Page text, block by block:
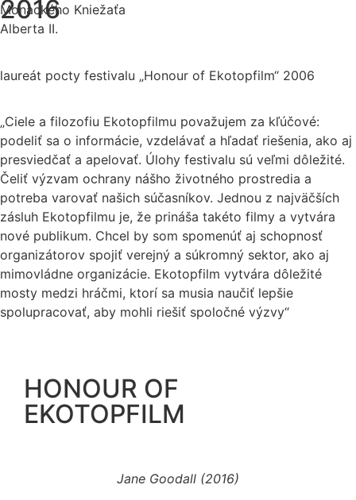
2016
Monackého Kniežaťa
Alberta II.
laureát pocty festivalu „Honour of Ekotopfilm“ 2006
„Ciele a filozofiu Ekotopfilmu považujem za kľúčové:
podeliť sa o informácie, vzdelávať a hľadať riešenia, ako aj
presviedčať a apelovať. Úlohy festivalu sú veľmi dôležité.
Čeliť výzvam ochrany nášho životného prostredia a
potreba varovať našich súčasníkov. Jednou z najväčších
zásluh Ekotopfilmu je, že prináša takéto filmy a vytvára
nové publikum. Chcel by som spomenúť aj schopnosť
organizátorov spojiť verejný a súkromný sektor, ako aj
mimovládne organizácie. Ekotopfilm vytvára dôležité
mosty medzi hráčmi, ktorí sa musia naučiť lepšie
spolupracovať, aby mohli riešiť spoločné výzvy“
HONOUR OF
EKOTOPFILM
Jane Goodall (2016)